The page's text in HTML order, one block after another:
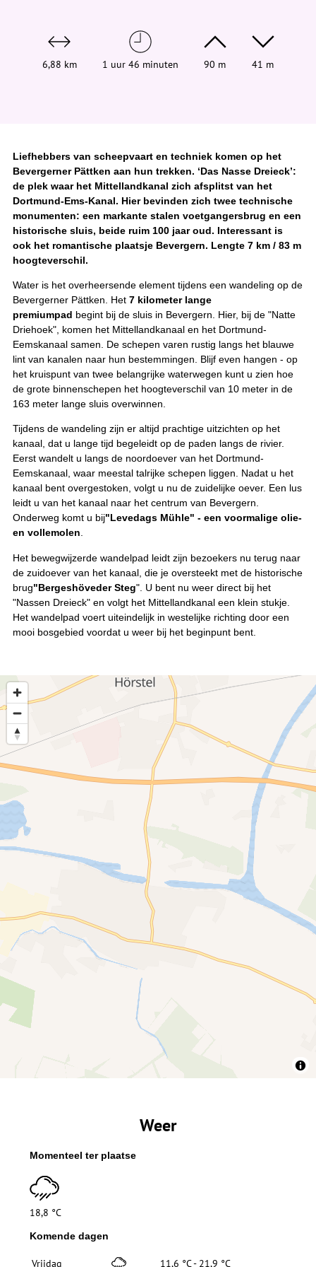
e
h
e
6,88 km 1 uur 46 minuten 90 m 41 m
Liefhebbers van scheepvaart en techniek komen op het
Bevergerner Pättken aan hun trekken. ‘Das Nasse Dreieck’:
de plek waar het Mittellandkanal zich afsplitst van het
Dortmund-Ems-Kanal. Hier bevinden zich twee technische
monumenten: een markante stalen voetgangersbrug en een
historische sluis, beide ruim 100 jaar oud. Interessant is
ook het romantische plaatsje Bevergern. Lengte 7 km / 83 m
hoogteverschil.
Water is het overheersende element tijdens een wandeling op de
Bevergerner Pättken. Het 7 kilometer lange
premiumpad begint bij de sluis in Bevergern. Hier, bij de "Natte
Driehoek", komen het Mittellandkanaal en het Dortmund-
Eemskanaal samen. De schepen varen rustig langs het blauwe
lint van kanalen naar hun bestemmingen. Blijf even hangen - op
het kruispunt van twee belangrijke waterwegen kunt u zien hoe
de grote binnenschepen het hoogteverschil van 10 meter in de
163 meter lange sluis overwinnen.
Tijdens de wandeling zijn er altijd prachtige uitzichten op het
kanaal, dat u lange tijd begeleidt op de paden langs de rivier.
Eerst wandelt u langs de noordoever van het Dortmund-
Eemskanaal, waar meestal talrijke schepen liggen. Nadat u het
kanaal bent overgestoken, volgt u nu de zuidelijke oever. Een lus
leidt u van het kanaal naar het centrum van Bevergern.
Onderweg komt u bij"Levedags Mühle" - een voormalige olie-
en vollemolen.
Het bewegwijzerde wandelpad leidt zijn bezoekers nu terug naar
de zuidoever van het kanaal, die je oversteekt met de historische
brug"Bergeshöveder Steg". U bent nu weer direct bij het
"Nassen Dreieck" en volgt het Mittellandkanal een klein stukje.
Het wandelpad voert uiteindelijk in westelijke richting door een
mooi bosgebied voordat u weer bij het beginpunt bent.
Weer
Momenteel ter plaatse
18,8 °C
Komende dagen
Vrijdag 11,6 °C - 21,9 °C